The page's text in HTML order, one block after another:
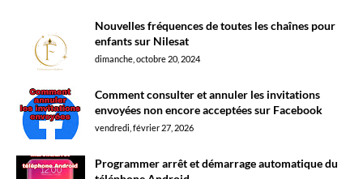
Nouvelles fréquences de toutes les chaînes pour
enfants sur Nilesat
dimanche, octobre 20, 2024
Comment consulter et annuler les invitations
envoyées non encore acceptées sur Facebook
vendredi, février 27, 2026
Programmer arrêt et démarrage automatique du